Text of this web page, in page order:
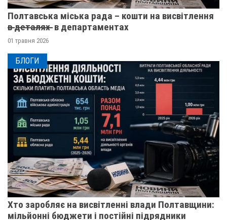
Полтавська міська рада – кошти на висвітлення
в̶ ̶д̶е̶т̶а̶л̶я̶х̶ ̶ в департаментах
01 травня 2026
БЛОГИ
Хто заробляє на висвітленні влади Полтавщини:
мільйонні бюджети і постійні підрядники